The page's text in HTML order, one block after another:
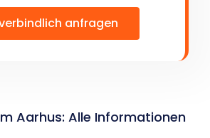
anfragen
Aarhus: Alle Informationen